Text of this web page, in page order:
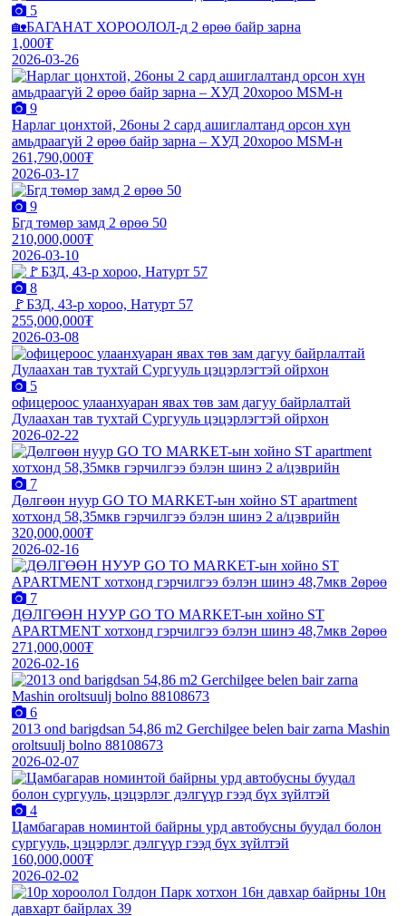
5
🏡БАГАНАТ ХОРООЛОЛ-д 2 өрөө байр зарна
1,000₮
2026-03-26
9
Нарлаг цонхтой, 26оны 2 сард ашиглалтанд орсон хүн
амьдраагүй 2 өрөө байр зарна – ХУД 20хороо МSM-н
261,790,000₮
2026-03-17
9
Бгд төмөр замд 2 өрөө 50
210,000,000₮
2026-03-10
8
🚩БЗД, 43-р хороо, Натурт 57
255,000,000₮
2026-03-08
5
офицероос улаанхуаран явах төв зам дагуу байрлалтай
Дулаахан тав тухтай Сургууль цэцэрлэгтэй ойрхон
2026-02-22
7
Дөлгөөн нуур GO TO MARKET-ын хойно ST apartment
хотхонд 58,35мкв гэрчилгээ бэлэн шинэ 2 а/цэврийн
320,000,000₮
2026-02-16
7
ДӨЛГӨӨН НУУР GO TO MARKET-ын хойно ST
APARTMENT хотхонд гэрчилгээ бэлэн шинэ 48,7мкв 2өрөө
271,000,000₮
2026-02-16
6
2013 ond barigdsan 54,86 m2 Gerchilgee belen bair zarna Mashin
oroltsuulj bolno 88108673
2026-02-07
4
Цамбагарав номинтой байрны урд автобусны буудал болон
сургууль, цэцэрлэг дэлгүүр гээд бүх зүйлтэй
160,000,000₮
2026-02-02